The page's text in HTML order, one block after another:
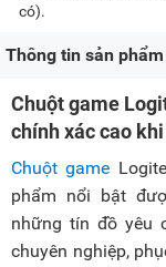
có).
Thông tin sản phẩm
Chuột game
chính xác cao
Chuột game
phẩm nổi bật
những tín đồ yêu
chuyên nghiệp,